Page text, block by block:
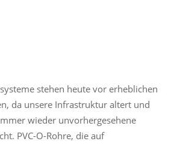
stehen heute vor erheblichen
da unsere Infrastruktur altert und
wieder unvorhergesehene
PVC-O-Rohre, die auf